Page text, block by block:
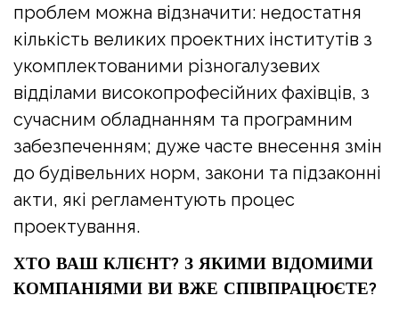
проблем можна відзначити: недостатня
кількість великих проектних інститутів з
укомплектованими різногалузевих
відділами високопрофесійних фахівців, з
сучасним обладнанням та програмним
забезпеченням; дуже часте внесення змін
до будівельних норм, закони та підзаконні
акти, які регламентують процес
проектування.
ХТО ВАШ КЛІЄНТ? З ЯКИМИ ВІДОМИМИ
КОМПАНІЯМИ ВИ ВЖЕ СПІВПРАЦЮЄТЕ?